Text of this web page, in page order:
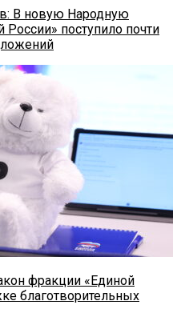
В новую Народную
поступило почти
фракции «Единой
благотворительных